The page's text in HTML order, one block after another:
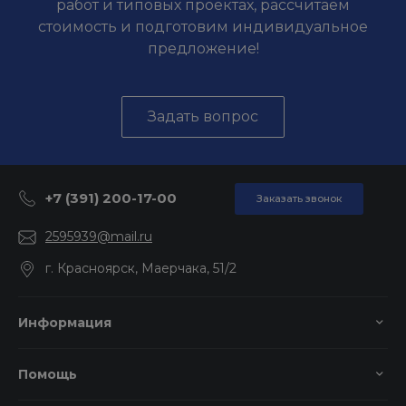
работ и типовых проектах, рассчитаем
стоимость и подготовим индивидуальное
предложение!
Задать вопрос
+7 (391) 200-17-00 Заказать звонок
2595939@mail.ru
г. Красноярск, Маерчака, 51/2
Информация
Помощь